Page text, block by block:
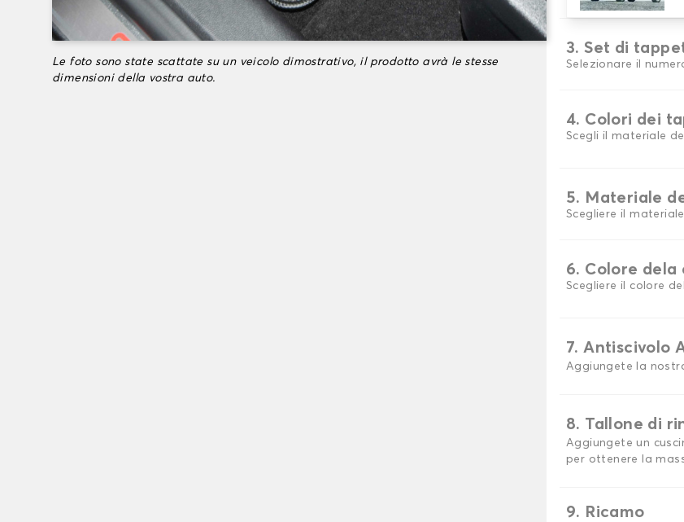
Le foto sono state scattate su un veicolo dimostrativo, il prodotto avrà le stesse
dimensioni della vostra auto.
3. Set di
Selezionare il
4. Colori dei
Scegli il materiale
5. Materiale
Scegliere il
6. Colore dela
Scegliere il colore
7. Antiscivolo
Aggiungete la
8. Tallone di
Aggiungete un
per ottenere la
9. Ricamo